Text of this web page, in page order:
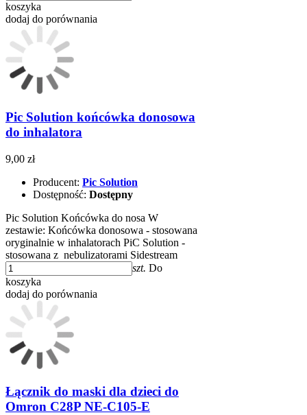
koszyka
dodaj do porównania
Pic Solution końcówka donosowa
do inhalatora
9,00 zł
Producent: Pic Solution
Dostępność: Dostępny
Pic Solution Końcówka do nosa W
zestawie: Końcówka donosowa - stosowana
oryginalnie w inhalatorach PiC Solution -
stosowana z nebulizatorami Sidestream
szt. Do
koszyka
dodaj do porównania
Łącznik do maski dla dzieci do
Omron C28P NE-C105-E